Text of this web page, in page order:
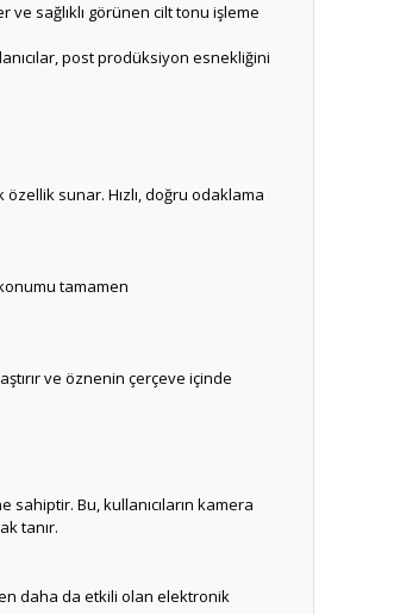
ve sağlıklı görünen cilt tonu işleme
post prodüksiyon esnekliğini
özellik sunar. Hızlı, doğru odaklama
tamamen
ve öznenin çerçeve içinde
sahiptir. Bu, kullanıcıların kamera
tanır.
daha da etkili olan elektronik